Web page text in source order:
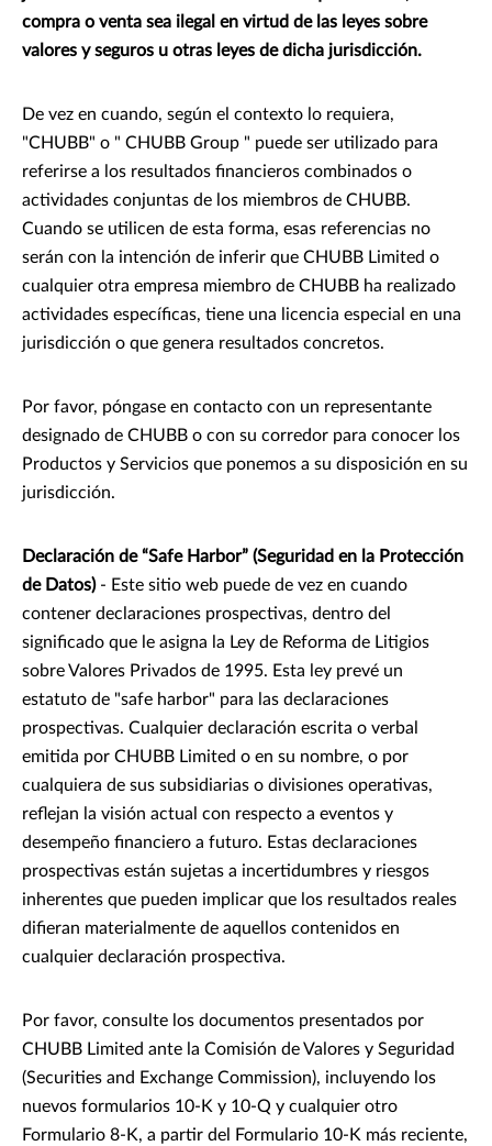
compra o venta sea ilegal en virtud de las leyes sobre
valores y seguros u otras leyes de dicha jurisdicción.
De vez en cuando, según el contexto lo requiera,
"CHUBB" o " CHUBB Group " puede ser utilizado para
referirse a los resultados financieros combinados o
actividades conjuntas de los miembros de CHUBB.
Cuando se utilicen de esta forma, esas referencias no
serán con la intención de inferir que CHUBB Limited o
cualquier otra empresa miembro de CHUBB ha realizado
actividades específicas, tiene una licencia especial en una
jurisdicción o que genera resultados concretos.
Por favor, póngase en contacto con un representante
designado de CHUBB o con su corredor para conocer los
Productos y Servicios que ponemos a su disposición en su
jurisdicción.
Declaración de “Safe Harbor” (Seguridad en la Protección
de Datos)- Este sitio web puede de vez en cuando
contener declaraciones prospectivas, dentro del
significado que le asigna la Ley de Reforma de Litigios
sobre Valores Privados de 1995. Esta ley prevé un
estatuto de "safe harbor" para las declaraciones
prospectivas. Cualquier declaración escrita o verbal
emitida por CHUBB Limited o en su nombre, o por
cualquiera de sus subsidiarias o divisiones operativas,
reflejan la visión actual con respecto a eventos y
desempeño financiero a futuro. Estas declaraciones
prospectivas están sujetas a incertidumbres y riesgos
inherentes que pueden implicar que los resultados reales
difieran materialmente de aquellos contenidos en
cualquier declaración prospectiva.
Por favor, consulte los documentos presentados por
CHUBB Limited ante la Comisión de Valores y Seguridad
(Securities and Exchange Commission), incluyendo los
nuevos formularios 10-K y 10-Q y cualquier otro
Formulario 8-K, a partir del Formulario 10-K más reciente,